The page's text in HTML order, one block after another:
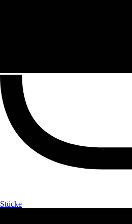
Stücke